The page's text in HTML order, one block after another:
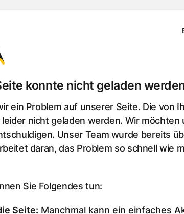
konnte nicht geladen
ein Problem auf unserer Seite. Die von
nicht geladen werden. Wir möchten
Unser Team wurde bereits
daran, das Problem so schnell wie
Sie Folgendes tun:
Seite: Manchmal kann ein einfaches